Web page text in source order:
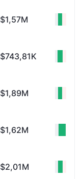
$1,57M
$743,81K
$1,89M
$1,62M
$2,01M